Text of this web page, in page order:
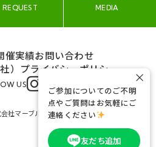
REQUEST MEDIA
催実績お問い合わせ
） プライバシーポリシー
US
社マーブル&コー
ご参加についてのご不明
点やご質問はお気軽にご
連絡ください
友だち追加
×